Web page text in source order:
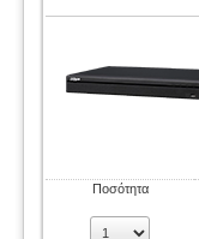
Ποσότητα